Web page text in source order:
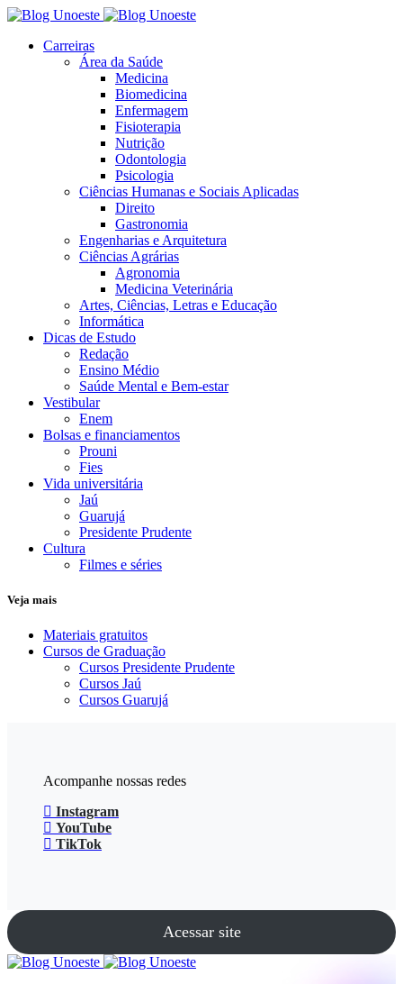
Carreiras
Área da Saúde
Medicina
Biomedicina
Enfermagem
Fisioterapia
Nutrição
Odontologia
Psicologia
Ciências Humanas e Sociais Aplicadas
Direito
Gastronomia
Engenharias e Arquitetura
Ciências Agrárias
Agronomia
Medicina Veterinária
Artes, Ciências, Letras e Educação
Informática
Dicas de Estudo
Redação
Ensino Médio
Saúde Mental e Bem-estar
Vestibular
Enem
Bolsas e financiamentos
Prouni
Fies
Vida universitária
Jaú
Guarujá
Presidente Prudente
Cultura
Filmes e séries
Veja mais
Materiais gratuitos
Cursos de Graduação
Cursos Presidente Prudente
Cursos Jaú
Cursos Guarujá
Acompanhe nossas redes
Instagram
YouTube
TikTok
Acessar site